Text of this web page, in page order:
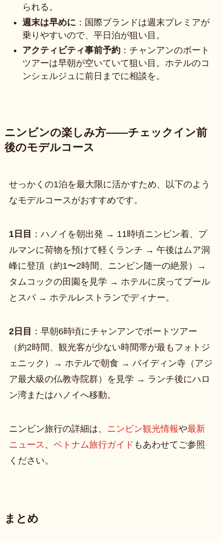
られる。
週末は早めに ：国際ブランドは週末プレミアが
乗りやすいので、平日泊が狙い目。
アクティビティ事前予約：チャンアンのボート
ツアーは早朝が空いていて狙い目。ホテルのコ
ンシェルジュに前日までに相談を。
ニンビンの楽しみ方——チェックイン前
後のモデルコース
せっかくの1泊を最大限に活かすため、以下のよう
なモデルコースがおすすめです。
1日目
：ハノイを朝出発 → 11時頃ニンビン着、プ
ルマンに荷物を預けて軽くランチ → 午後はムア洞
峰に登頂（約1〜2時間、ニンビン随一の絶景）→
タムコックの田園を見学 → ホテルに戻ってプール
とスパ → ホテルレストランでディナー。
2日目
：早朝6時頃にチャンアンでボートツアー
（約2時間、観光客が少ない時間帯が最もフォトジ
ェニック）→ ホテルで朝食 → バイディン寺（アジ
ア最大級の仏教寺院群）を見学 → ランチ後にハロ
ン湾またはハノイへ移動。
ニンビン旅行の詳細は、 ニンビン観光情報や最新
ニュース 、 ベトナム旅行ガイド もあわせてご参照
ください。
まとめ